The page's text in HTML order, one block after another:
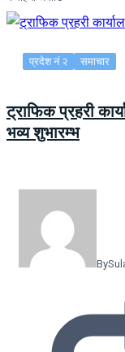
प्रदेश नं २ समाचार
ट्राफिक प्रहरी
भव्य शुभारम्भ
By